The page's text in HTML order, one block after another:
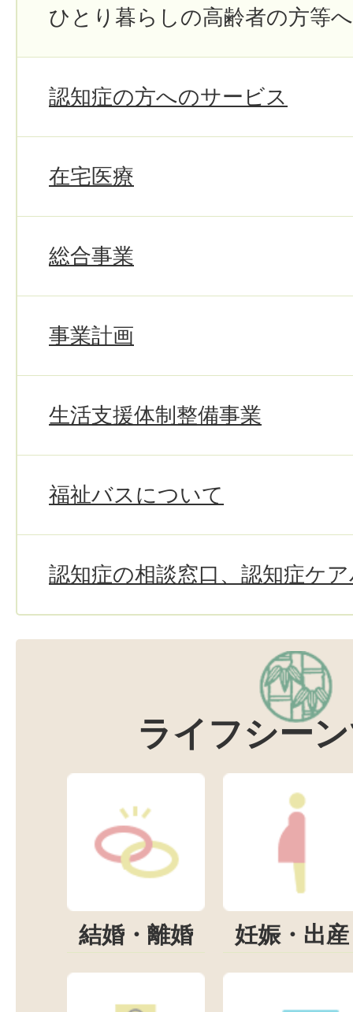
ひとり暮らしの高齢者の方等
認知症の方へのサービス
在宅医療
総合事業
事業計画
生活支援体制整備事業
福祉バスについて
認知症の相談窓口、認知症ケ
ライフシー
結婚・離婚 妊娠・出産